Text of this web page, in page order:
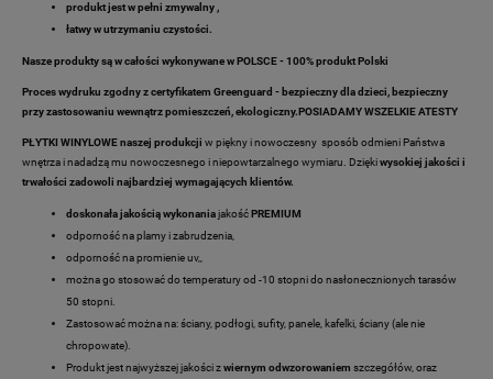
produkt jest w pełni zmywalny ,
łatwy w utrzymaniu czystości.
Nasze produkty są w całości wykonywane w POLSCE - 100% produkt Polski
Proces wydruku zgodny z certyfikatem Greenguard - bezpieczny dla dzieci, bezpieczny
przy zastosowaniu wewnątrz pomieszczeń, ekologiczny.POSIADAMY WSZELKIE ATESTY
PŁYTKI WINYLOWE naszej produkcji w piękny i nowoczesny sposób odmieni Państwa
wnętrza i nadadzą mu nowoczesnego i niepowtarzalnego wymiaru. Dziękiwysokiej jakości i
trwałości zadowoli najbardziej wymagających klientów.
doskonała jakością wykonaniajakośćPREMIUM
odporność na plamy i zabrudzenia,
odporność na promienie uv,,
można go stosować do temperatury od -10 stopni do nasłonecznionych tarasów
50 stopni.
Zastosować można na: ściany, podłogi, sufity, panele, kafelki, ściany (ale nie
chropowate).
Produkt jest najwyższej jakości zwiernym odwzorowaniem szczegółów, oraz